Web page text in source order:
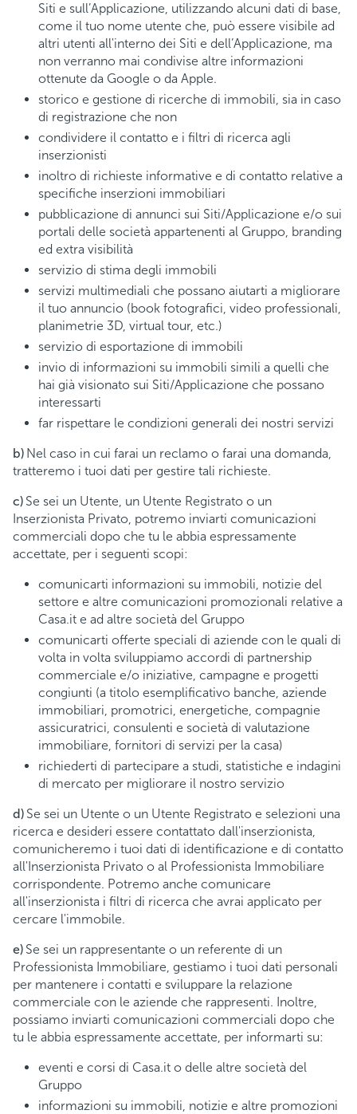
Siti e sull’Applicazione, utilizzando alcuni dati di base,
come il tuo nome utente che, può essere visibile ad
altri utenti all'interno dei Siti e dell’Applicazione, ma
non verranno mai condivise altre informazioni
ottenute da Google o da Apple.
storico e gestione di ricerche di immobili, sia in caso
di registrazione che non
condividere il contatto e i filtri di ricerca agli
inserzionisti
inoltro di richieste informative e di contatto relative a
specifiche inserzioni immobiliari
pubblicazione di annunci sui Siti/Applicazione e/o sui
portali delle società appartenenti al Gruppo, branding
ed extra visibilità
servizio di stima degli immobili
servizi multimediali che possano aiutarti a migliorare
il tuo annuncio (book fotografici, video professionali,
planimetrie 3D, virtual tour, etc.)
servizio di esportazione di immobili
invio di informazioni su immobili simili a quelli che
hai già visionato sui Siti/Applicazione che possano
interessarti
far rispettare le condizioni generali dei nostri servizi
b) Nel caso in cui farai un reclamo o farai una domanda,
tratteremo i tuoi dati per gestire tali richieste.
c) Se sei un Utente, un Utente Registrato o un
Inserzionista Privato, potremo inviarti comunicazioni
commerciali dopo che tu le abbia espressamente
accettate, per i seguenti scopi:
comunicarti informazioni su immobili, notizie del
settore e altre comunicazioni promozionali relative a
Casa.it e ad altre società del Gruppo
comunicarti offerte speciali di aziende con le quali di
volta in volta sviluppiamo accordi di partnership
commerciale e/o iniziative, campagne e progetti
congiunti (a titolo esemplificativo banche, aziende
immobiliari, promotrici, energetiche, compagnie
assicuratrici, consulenti e società di valutazione
immobiliare, fornitori di servizi per la casa)
richiederti di partecipare a studi, statistiche e indagini
di mercato per migliorare il nostro servizio
d) Se sei un Utente o un Utente Registrato e selezioni una
ricerca e desideri essere contattato dall'inserzionista,
comunicheremo i tuoi dati di identificazione e di contatto
all'Inserzionista Privato o al Professionista Immobiliare
corrispondente. Potremo anche comunicare
all'inserzionista i filtri di ricerca che avrai applicato per
cercare l'immobile.
e) Se sei un rappresentante o un referente di un
Professionista Immobiliare, gestiamo i tuoi dati personali
per mantenere i contatti e sviluppare la relazione
commerciale con le aziende che rappresenti. Inoltre,
possiamo inviarti comunicazioni commerciali dopo che
tu le abbia espressamente accettate, per informarti su:
eventi e corsi di Casa.it o delle altre società del
Gruppo
informazioni su immobili, notizie e altre promozioni